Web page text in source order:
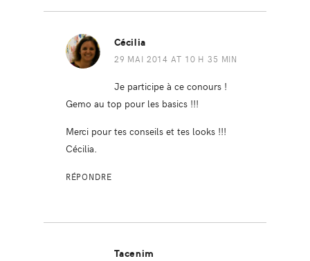
Cécilia
29 MAI 2014 AT 10 H 35 MIN
Je participe à ce conours !
Gemo au top pour les basics !!!
Merci pour tes conseils et tes looks !!!
Cécilia.
RÉPONDRE
Tacenim